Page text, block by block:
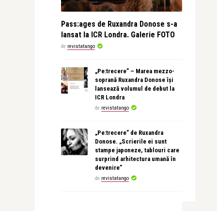
Pass:ages de Ruxandra Donose s-a
lansat la ICR Londra. Galerie FOTO
de revistatango
„Pe:trecere” – Marea mezzo-
soprană Ruxandra Donose își
lansează volumul de debut la
ICR Londra
de revistatango
„Pe:trecere” de Ruxandra
Donose. „Scrierile ei sunt
stampe japoneze, tablouri care
surprind arhitectura umană în
devenire”
de revistatango